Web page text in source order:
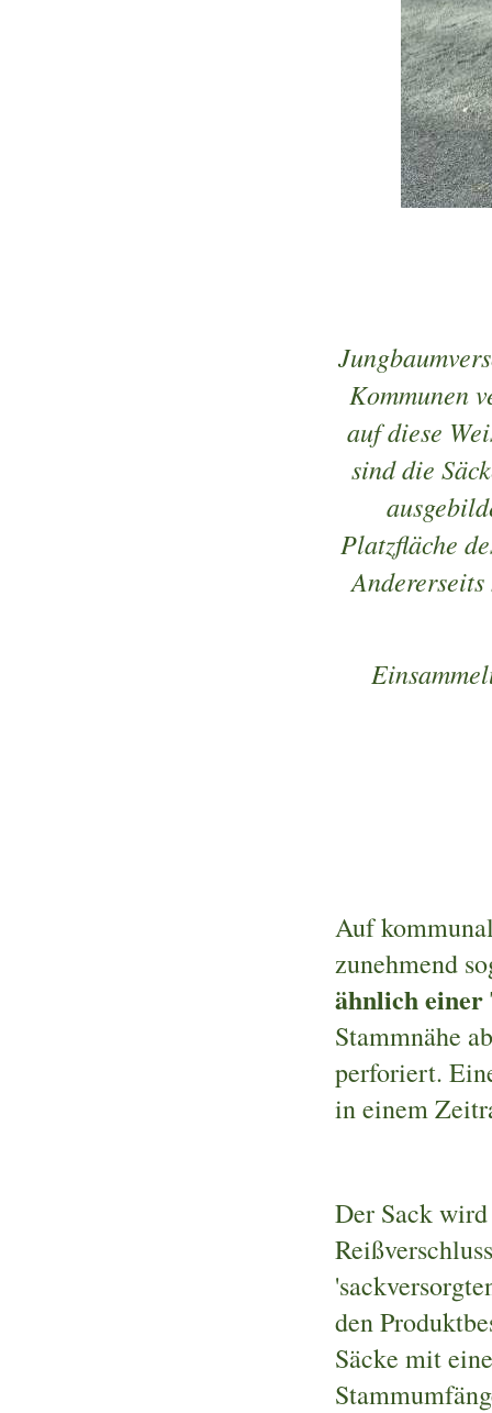
Kommunen
auf diese
sind die
Platzfläche
Auf
zunehmend
ähnlich einer
Stammnähe
perforiert.
in einem
Der Sack
den
Säcke mit